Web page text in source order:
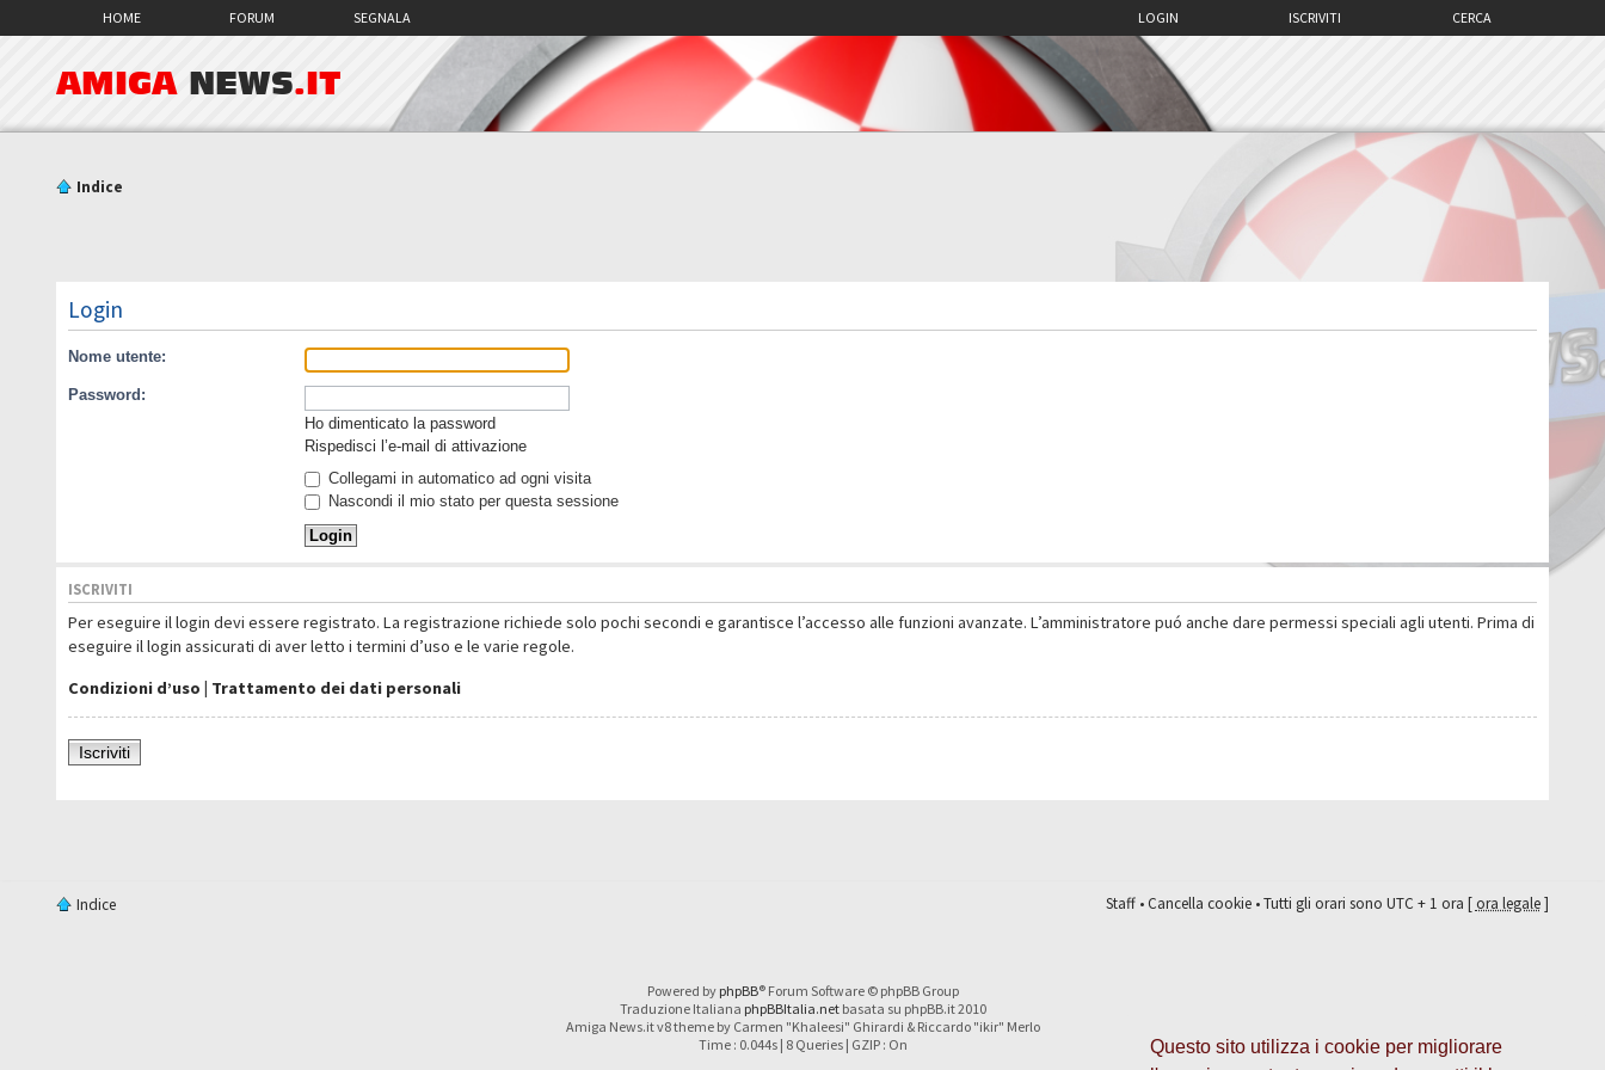
Questo sito utilizza i cookie per migliorare
HOME FORUM SEGNALA CERCA
ISCRIVITI
LOGIN
AMIGA NEWS.IT
Indice
Login
Nome utente:
Password:
Ho dimenticato la password
Rispedisci l’e-mail di attivazione
Collegami in automatico ad ogni visita
Nascondi il mio stato per questa sessione
ISCRIVITI
Per eseguire il login devi essere registrato. La registrazione richiede solo pochi secondi e garantisce l’accesso alle funzioni avanzate. L’amministratore puó anche dare permessi speciali agli utenti. Prima di
eseguire il login assicurati di aver letto i termini d’uso e le varie regole.
Condizioni d’uso | Trattamento dei dati personali
Iscriviti
Indice Staff•Cancella cookie• Tutti gli orari sono UTC + 1 ora [ora legale]
Powered by phpBB® Forum Software © phpBB Group
Traduzione Italiana phpBBItalia.netbasata su phpBB.it 2010
Amiga News.it v8 theme by Carmen "Khaleesi" Ghirardi & Riccardo "ikir" Merlo
Time : 0.044s | 8 Queries | GZIP : On